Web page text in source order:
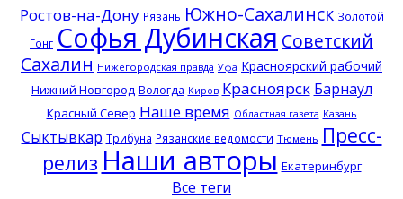
Ростов-на-Дону Рязань Южно-Сахалинск Золотой
Гонг Софья Дубинская Советский
Сахалин Нижегородская правда Уфа Красноярский рабочий
Нижний Новгород Вологда Киров Красноярск Барнаул
Красный Север Наше время Областная газета Казань
Сыктывкар Трибуна Рязанские ведомости Тюмень Пресс-
релиз Наши авторы Екатеринбург
Все теги